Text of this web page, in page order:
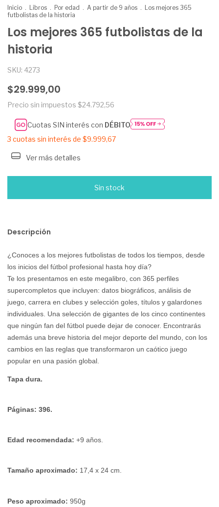
Inicio . Libros . Por edad . A partir de 9 años . Los mejores 365
futbolistas de la historia
Los mejores 365 futbolistas de la
historia
SKU: 4273
$29.999,00
Precio sin impuestos $24.792,56
Cuotas SIN interés con DÉBITO
3 cuotas sin interés de $9.999,67
Ver más detalles
Descripción
¿Conoces a los mejores futbolistas de todos los tiempos, desde
los inicios del fútbol profesional hasta hoy día?
Te los presentamos en este megalibro, con 365 perfiles
supercompletos que incluyen: datos biográficos, análisis de
juego, carrera en clubes y selección goles, títulos y galardones
individuales. Una selección de gigantes de los cinco continentes
que ningún fan del fútbol puede dejar de conocer. Encontrarás
además una breve historia del mejor deporte del mundo, con los
cambios en las reglas que transformaron un caótico juego
popular en una pasión global.
Tapa dura.
Páginas: 396.
Edad recomendada: +9 años.
Tamaño aproximado: 17,4 x 24 cm.
Peso aproximado: 950g